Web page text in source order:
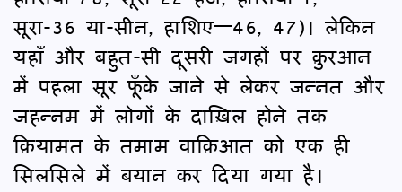
सूरा-36 या-सीन, हाशिए—46, 47)। लेकिन
यहाँ और बहुत-सी दूसरी जगहों पर क़ुरआन
में पहला सूर फूँके जाने से लेकर जन्नत और
जहन्नम में लोगों के दाख़िल होने तक
क़ियामत के तमाम वाक़िआत को एक ही
सिलसिले में बयान कर दिया गया है।